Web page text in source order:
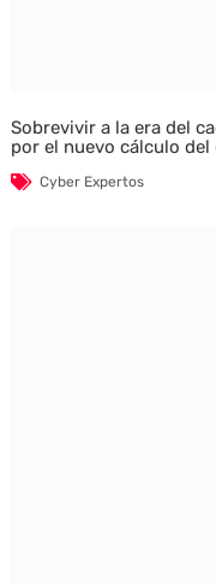
Sobrevivir a la era del
por el nuevo cálculo
Cyber Expertos